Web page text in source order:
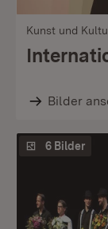
Kunst und
Bilder
6 Bilder